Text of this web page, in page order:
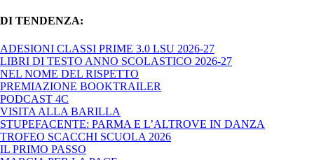
DI TENDENZA:
ADESIONI CLASSI PRIME 3.0 LSU 2026-27
LIBRI DI TESTO ANNO SCOLASTICO 2026-27
NEL NOME DEL RISPETTO
PREMIAZIONE BOOKTRAILER
PODCAST 4C
VISITA ALLA BARILLA
STUPEFACENTE: PARMA E L’ALTROVE IN DANZA
TROFEO SCACCHI SCUOLA 2026
IL PRIMO PASSO